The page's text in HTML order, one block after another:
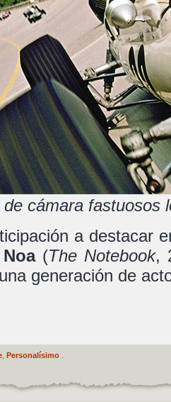
de cámara fastuosos
a destacar
(The Notebook,
generación de
, Personalísimo.